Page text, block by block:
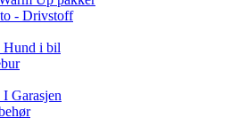
- Drivstoff
Hund i bil
I Garasjen